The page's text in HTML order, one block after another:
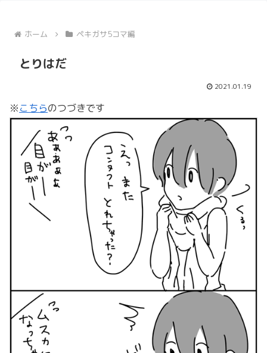
ホーム ペキガサ5コマ編
とりはだ
2021.01.19
※こちらのつづきです